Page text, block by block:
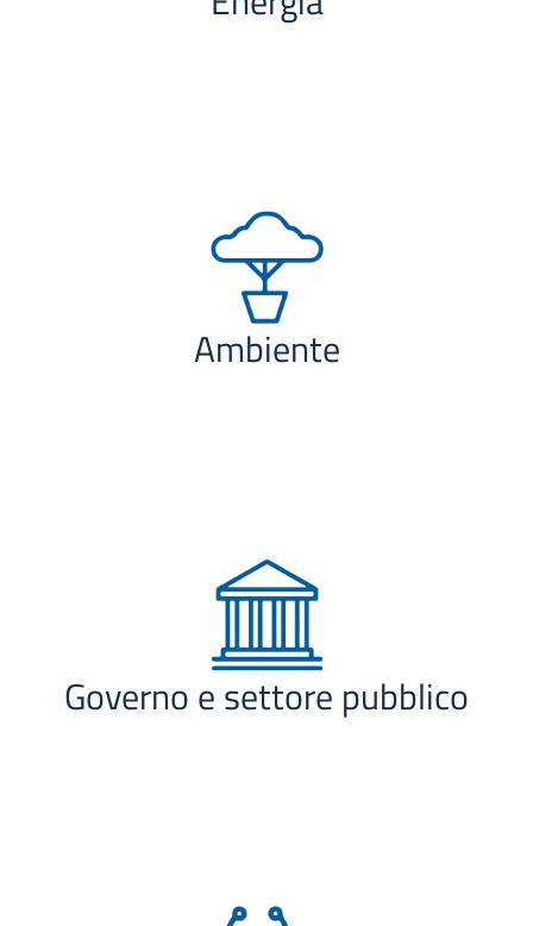
Ambiente
Governo e settore pubblico